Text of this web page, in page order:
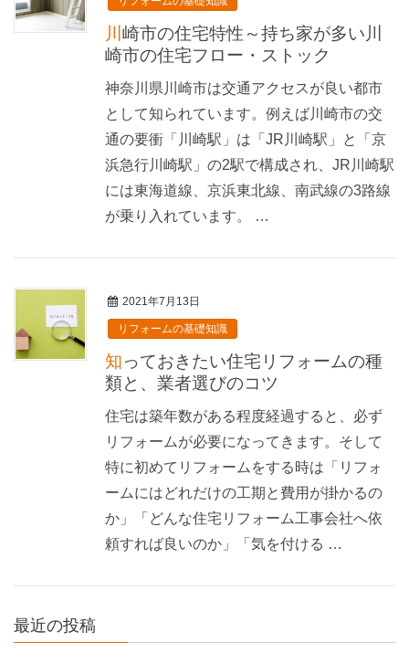
川崎市の住宅特性～持ち家が多い川
崎市の住宅フロー・ストック
神奈川県川崎市は交通アクセスが良い都市
として知られています。例えば川崎市の交
通の要衝「川崎駅」は「JR川崎駅」と「京
浜急行川崎駅」の2駅で構成され、JR川崎駅
には東海道線、京浜東北線、南武線の3路線
が乗り入れています。 …
2021年7月13日
リフォームの基礎知識
知っておきたい住宅リフォームの種
類と、業者選びのコツ
住宅は築年数がある程度経過すると、必ず
リフォームが必要になってきます。そして
特に初めてリフォームをする時は「リフォ
ームにはどれだけの工期と費用が掛かるの
か」「どんな住宅リフォーム工事会社へ依
頼すれば良いのか」「気を付ける …
最近の投稿